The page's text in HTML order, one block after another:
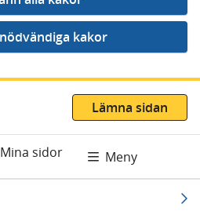
Lämna sidan
Mina sidor Meny